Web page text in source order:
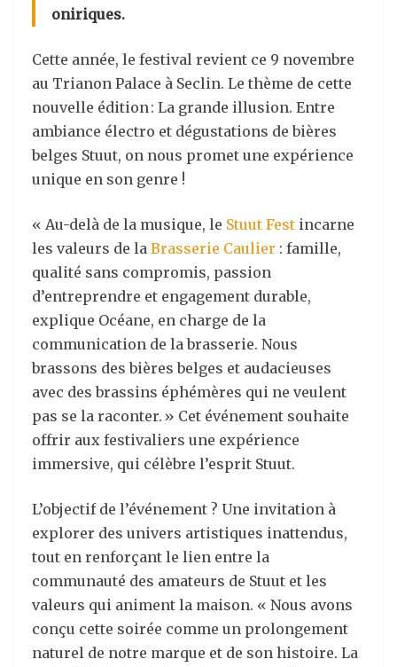
oniriques.
Cette année, le festival revient ce 9 novembre
au Trianon Palace à Seclin. Le thème de cette
nouvelle édition : La grande illusion. Entre
ambiance électro et dégustations de bières
belges Stuut, on nous promet une expérience
unique en son genre !
« Au-delà de la musique, le Stuut Fest incarne
les valeurs de la Brasserie Caulier : famille,
qualité sans compromis, passion
d’entreprendre et engagement durable,
explique Océane, en charge de la
communication de la brasserie. Nous
brassons des bières belges et audacieuses
avec des brassins éphémères qui ne veulent
pas se la raconter. » Cet événement souhaite
offrir aux festivaliers une expérience
immersive, qui célèbre l’esprit Stuut.
L’objectif de l’événement ? Une invitation à
explorer des univers artistiques inattendus,
tout en renforçant le lien entre la
communauté des amateurs de Stuut et les
valeurs qui animent la maison. « Nous avons
conçu cette soirée comme un prolongement
naturel de notre marque et de son histoire. La